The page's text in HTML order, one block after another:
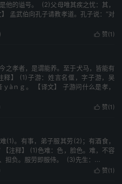
他的谥号。 (2)父母唯其疾之忧：其，
孟武伯向孔子请教孝道。孔子说：“对
 赞(1 )
之孝者，是谓能养。至于犬马，皆能有
释】 (1)子游：姓言名偃，字子游，吴
àｎｇ。 【译文】 子游问什么是孝，
 赞(1 )
(1)。有事，弟子服其劳(2)；有酒食，
注释】 (1)色难：色，脸色。难，不容
担负。服劳即服侍。 (3)先生：...
 赞(1 )